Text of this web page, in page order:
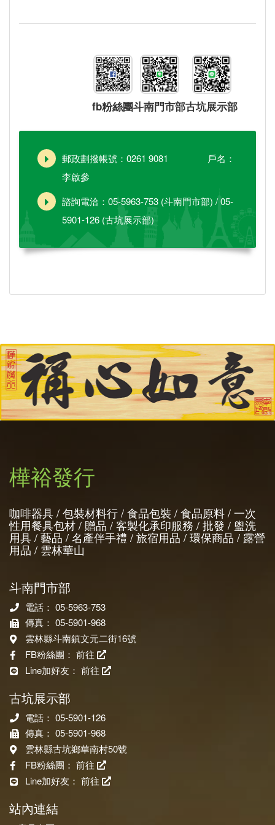
fb粉絲團斗南門市部古坑展示部
郵政劃撥帳號：0261 9081 戶名：
李啟參
諮詢電洽：05-5963-753 (斗南門市部) / 05-
5901-126 (古坑展示部)
樺裕發行
咖啡器具 / 包裝材料行 / 食品包裝 / 食品原料 / 一次
性用餐具包材 / 贈品 / 客製化承印服務 / 批發 / 盥洗
用具 / 藝品 / 名產伴手禮 / 旅宿用品 / 環保商品 / 露營
用品 / 雲林華山
斗南門市部
電話： 05-5963-753
傳真： 05-5901-968
雲林縣斗南鎮文元二街16號
FB粉絲團： 前往
Line加好友： 前往
古坑展示部
電話： 05-5901-126
傳真： 05-5901-968
雲林縣古坑鄉華南村50號
FB粉絲團： 前往
Line加好友： 前往
站內連結